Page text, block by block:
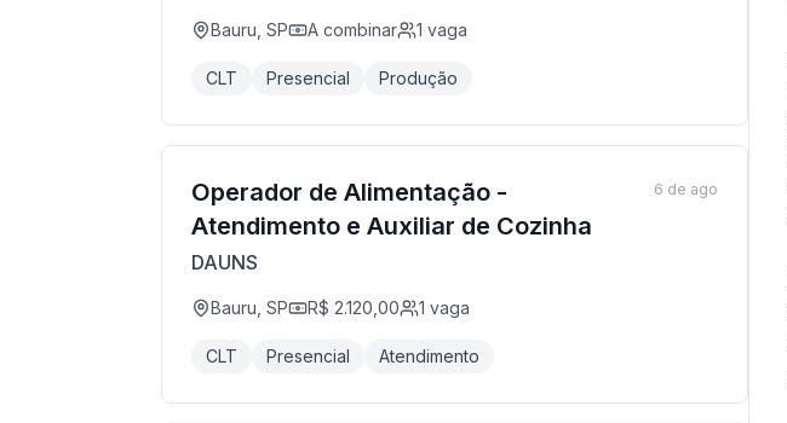
Bauru, SP A combinar 1 vaga
CLT Presencial Produção
Operador de Alimentação -
Atendimento e Auxiliar de Cozinha
DAUNS
Bauru, SP R$ 2.120,00 1 vaga
CLT Presencial Atendimento
6 de ago